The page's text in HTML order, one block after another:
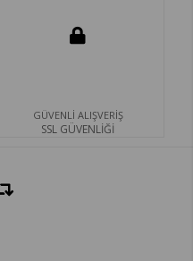
GÜVENLİ ALIŞVERİŞ
SSL GÜVENLİĞİ